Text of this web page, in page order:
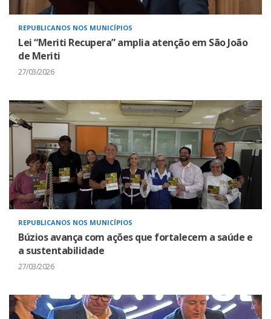
REPUBLICANOS NOS MUNICÍPIOS
Lei “Meriti Recupera” amplia atenção em São João
de Meriti
27/03/2026
REPUBLICANOS NOS MUNICÍPIOS
Búzios avança com ações que fortalecem a saúde e
a sustentabilidade
27/03/2026